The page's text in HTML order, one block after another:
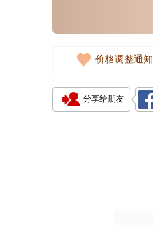
价格调整通知
分享给朋友